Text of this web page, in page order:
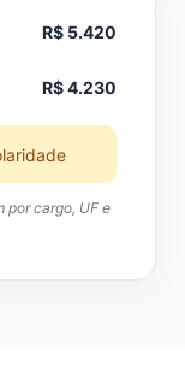
R$ 5.420
R$ 4.230
por cargo, UF e